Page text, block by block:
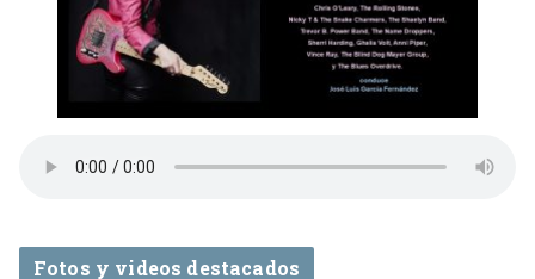
Fotos y videos destacados